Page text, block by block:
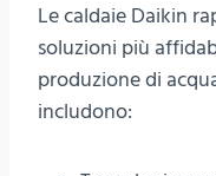
Le caldaie Daikin
soluzioni più
produzione di
includono: